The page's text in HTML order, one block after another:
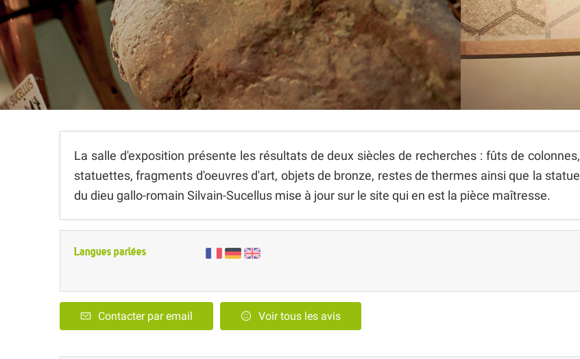
La salle d'exposition présente les résultats de deux siècles de recherches : fûts de colonnes,
statuettes, fragments d'oeuvres d'art, objets de bronze, restes de thermes ainsi que la statue
du dieu gallo-romain Silvain-Sucellus mise à jour sur le site qui en est la pièce maîtresse.
Langues parlées
Contacter par email Voir tous les avis